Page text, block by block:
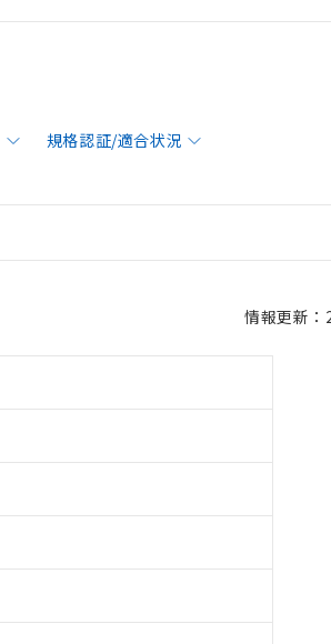
規格認証/適合状況
情報更新